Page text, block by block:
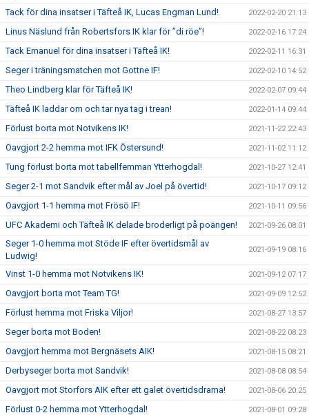
Tack för dina insatser i Täfteå IK, Lucas Engman Lund! 2022-02-20 21:13
Linus Näslund från Robertsfors IK klar för ”di röe”! 2022-02-16 17:24
Tack Emanuel för dina insatser i Täfteå IK! 2022-02-11 16:31
Seger i träningsmatchen mot Gottne IF! 2022-02-10 14:52
Theo Lindberg klar för Täfteå IK! 2022-02-07 09:44
Täfteå IK laddar om och tar nya tag i trean! 2022-01-14 09:44
Förlust borta mot Notvikens IK! 2021-11-22 22:43
Oavgjort 2-2 hemma mot IFK Östersund! 2021-11-02 11:12
Tung förlust borta mot tabellfemman Ytterhogdal! 2021-10-27 12:41
Seger 2-1 mot Sandvik efter mål av Joel på övertid! 2021-10-17 09:12
Oavgjort 1-1 hemma mot Frösö IF! 2021-10-11 09:56
UFC Akademi och Täfteå IK delade broderligt på poängen! 2021-09-26 08:01
Seger 1-0 hemma mot Stöde IF efter övertidsmål av
Ludwig!
2021-09-19 08:16
Vinst 1-0 hemma mot Notvikens IK! 2021-09-12 07:17
Oavgjort borta mot Team TG! 2021-09-09 12:52
Förlust hemma mot Friska Viljor! 2021-08-27 13:57
Seger borta mot Boden! 2021-08-22 08:23
Oavgjort hemma mot Bergnäsets AIK! 2021-08-15 08:21
Derbyseger borta mot Sandvik! 2021-08-08 08:54
Oavgjort mot Storfors AIK efter ett galet övertidsdrama! 2021-08-06 20:25
Förlust 0-2 hemma mot Ytterhogdal! 2021-08-01 09:28